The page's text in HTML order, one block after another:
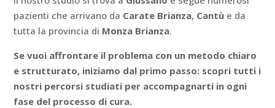
pazienti che arrivano da Carate Brianza, Cantù e da
tutta la provincia di Monza Brianza.
Se vuoi affrontare il problema con un metodo chiaro
e strutturato, iniziamo dal primo passo: scopri tutti i
nostri percorsi studiati per accompagnarti in ogni
fase del processo di cura.